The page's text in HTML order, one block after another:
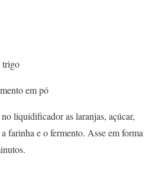
trigo
em pó
liquidificador as laranjas, açúcar,
farinha e o fermento. Asse em forma